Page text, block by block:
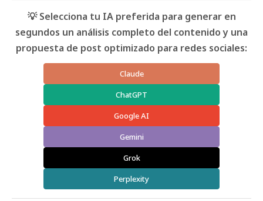
💡 Selecciona tu IA preferida para generar en
segundos un análisis completo del contenido y una
propuesta de post optimizado para redes sociales:
Claude
ChatGPT
Google AI
Gemini
Grok
Perplexity